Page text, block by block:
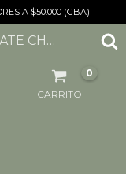
A $50.000 (GBA)
RED VELVET WHITE CHOCOLATE CHIP
CARRITO
0